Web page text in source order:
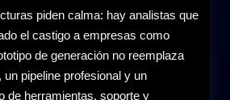
piden calma: hay analistas que
el castigo a empresas como
de generación no reemplaza
pipeline profesional y un
de herramientas, soporte y